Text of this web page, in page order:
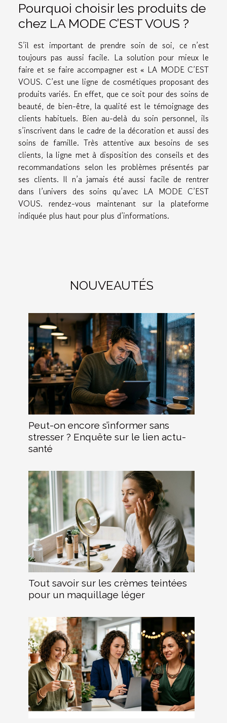
Pourquoi choisir les produits de
chez LA MODE C’EST VOUS ?
S’il est important de prendre soin de soi, ce n’est
toujours pas aussi facile. La solution pour mieux le
faire et se faire accompagner est « LA MODE C’EST
VOUS. C’est une ligne de cosmétiques proposant des
produits variés. En effet, que ce soit pour des soins de
beauté, de bien-être, la qualité est le témoignage des
clients habituels. Bien au-delà du soin personnel, ils
s’inscrivent dans le cadre de la décoration et aussi des
soins de famille. Très attentive aux besoins de ses
clients, la ligne met à disposition des conseils et des
recommandations selon les problèmes présentés par
ses clients. Il n’a jamais été aussi facile de rentrer
dans l’univers des soins qu’avec LA MODE C’EST
VOUS. rendez-vous maintenant sur la plateforme
indiquée plus haut pour plus d’informations.
NOUVEAUTÉS
Peut-on encore s’informer sans
stresser ? Enquête sur le lien actu-
santé
Tout savoir sur les crèmes teintées
pour un maquillage léger